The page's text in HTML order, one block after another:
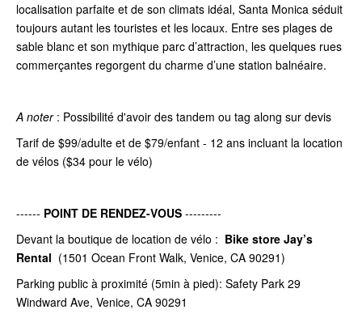
localisation parfaite et de son climats idéal, Santa Monica séduit
toujours autant les touristes et les locaux. Entre ses plages de
sable blanc et son mythique parc d’attraction, les quelques rues
commerçantes regorgent du charme d’une station balnéaire.
A noter : Possibilité d'avoir des tandem ou tag along sur devis
Tarif de $99/adulte et de $79/enfant - 12 ans incluant la location
de vélos ($34 pour le vélo)
------ POINT DE RENDEZ-VOUS ---------
Devant la boutique de location de vélo : Bike store Jay’s
Rental (1501 Ocean Front Walk, Venice, CA 90291)
Parking public à proximité (5min à pied): Safety Park 29
Windward Ave, Venice, CA 90291